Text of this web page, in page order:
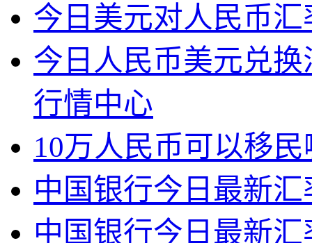
今日美元对人民币
今日人民币美元兑
行情中心
10万人民币可以移
中国银行今日最新汇
中国银行今日最新汇